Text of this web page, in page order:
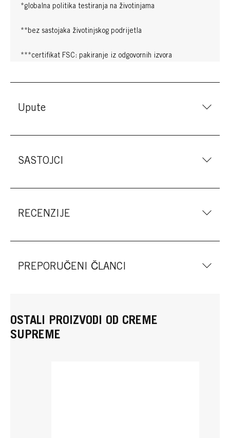
*globalna politika testiranja na životinjama
**bez sastojaka životinjskog podrijetla
***certifikat FSC: pakiranje iz odgovornih izvora
Upute
SASTOJCI
RECENZIJE
PREPORUČENI ČLANCI
OSTALI PROIZVODI OD CREME
SUPREME